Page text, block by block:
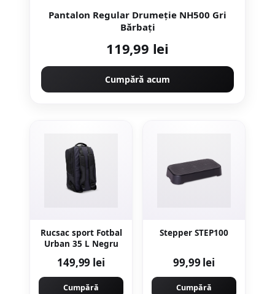
Pantalon Regular Drumeție NH500 Gri
Bărbați
119,99 lei
Cumpără acum
Rucsac sport Fotbal
Urban 35 L Negru
149,99 lei
Cumpără
Stepper STEP100
99,99 lei
Cumpără